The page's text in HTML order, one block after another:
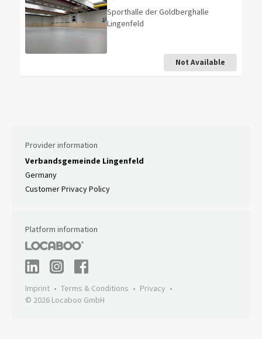
Sporthalle der Goldberghalle
Lingenfeld
Not Available
Provider information
Verbandsgemeinde Lingenfeld
Germany
Customer Privacy Policy
Platform information
Imprint Terms & Conditions
Privacy
© 2026 Locaboo GmbH